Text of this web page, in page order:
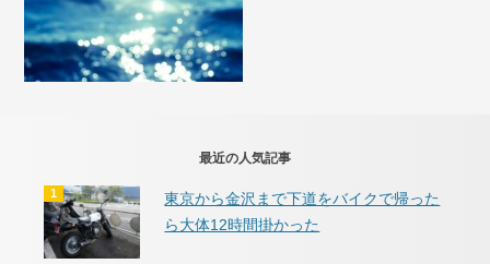
最近の人気記事
東京から金沢まで下道をバイクで帰った
ら大体12時間掛かった